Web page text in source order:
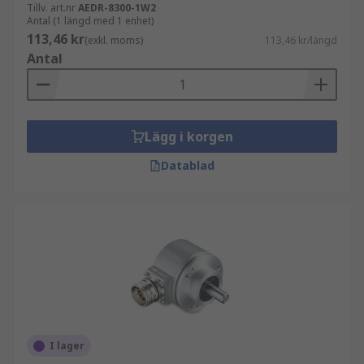
Tillv. art.nrAEDR-8300-1W2
Antal (1 längd med 1 enhet)
113,46 kr(exkl. moms) 113,46 kr/längd
Antal
Lägg i korgen
Datablad
I lager